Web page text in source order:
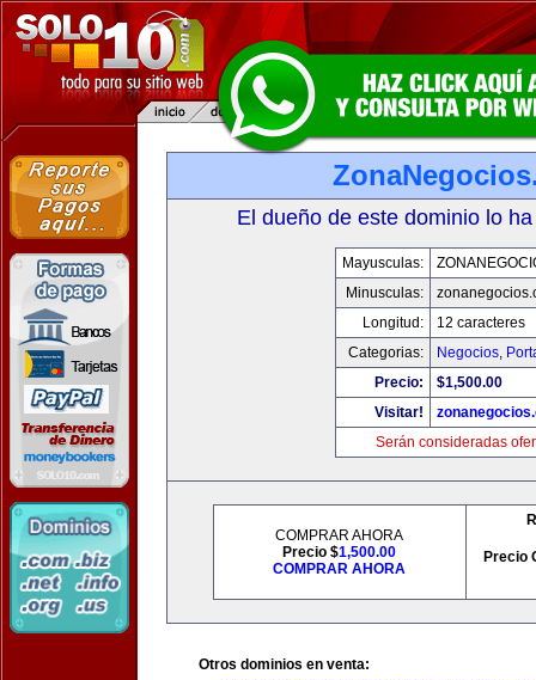
El dueño de este dominio lo
Mayusculas:
Minusculas:
Longitud:
12 caracteres
Categorias:
Negocios,
Precio:
$1,500.00
Visitar!
Serán consideradas
COMPRAR AHORA
Precio $1,500.00
COMPRAR AHORA
Precio
Otros dominios en venta: